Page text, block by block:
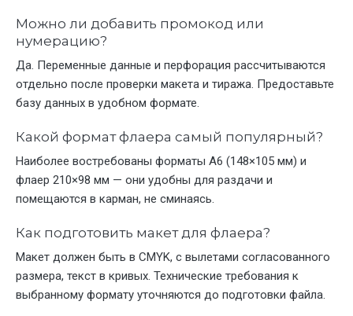
Можно ли добавить промокод или
нумерацию?
Да. Переменные данные и перфорация рассчитываются
отдельно после проверки макета и тиража. Предоставьте
базу данных в удобном формате.
Какой формат флаера самый популярный?
Наиболее востребованы форматы А6 (148×105 мм) и
флаер 210×98 мм — они удобны для раздачи и
помещаются в карман, не сминаясь.
Как подготовить макет для флаера?
Макет должен быть в CMYK, с вылетами согласованного
размера, текст в кривых. Технические требования к
выбранному формату уточняются до подготовки файла.